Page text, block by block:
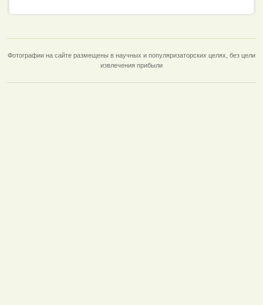
Фотографии на сайте размещены в научных и популяризаторских целях, без цели
извлечения прибыли